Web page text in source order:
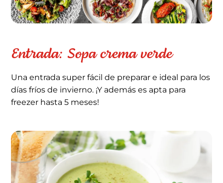
Entrada: Sopa crema verde
Una entrada super fácil de preparar e ideal para los
días fríos de invierno. ¡Y además es apta para
freezer hasta 5 meses!